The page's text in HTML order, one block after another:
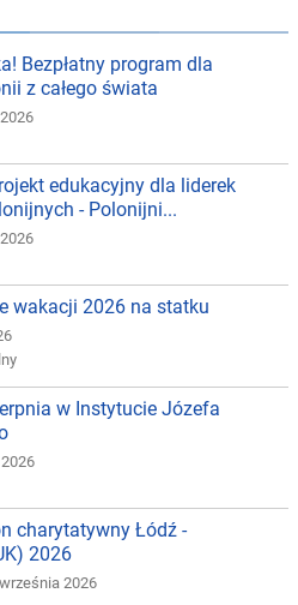
Bezpłatny program dla
z całego świata
edukacyjny dla liderek
- Polonijni...
wakacji 2026 na statku
w Instytucie Józefa
charytatywny Łódź -
2026
2026